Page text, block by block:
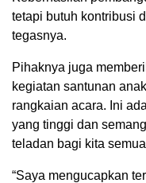
tetapi butuh kontribusi
tegasnya.
Pihaknya juga
kegiatan santunan
rangkaian acara. Ini
yang tinggi dan
teladan bagi kita
“Saya mengucapkan